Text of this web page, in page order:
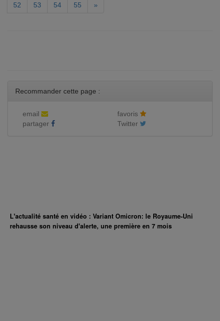
52 53 54 55 »
Recommander cette page :
email
favoris
partager
Twitter
L'actualité santé en vidéo : Variant Omicron: le Royaume-Uni
rehausse son niveau d'alerte, une première en 7 mois